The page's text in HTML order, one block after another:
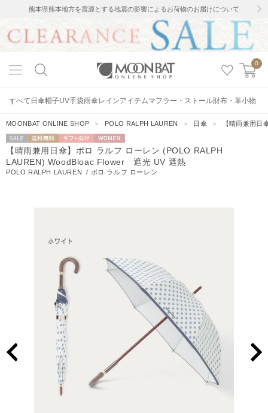
熊本県熊本地方を震源とする地震の影響によるお荷物のお届けについて
0
すべて 日傘帽子UV手袋雨傘レインアイテムマフラー・ストール財布・革小物
MOONBAT ONLINE SHOP ＞ POLO RALPH LAUREN ＞ 日傘 ＞ 【晴雨兼用
セー
ル
送料無料 ギフト向
け
WOMEN
【晴雨兼用日傘】ポロ ラルフ ローレン (POLO RALPH
LAUREN) WoodBloac Flower 遮光 UV 遮熱
POLO RALPH LAUREN / ポロ ラルフ ローレン